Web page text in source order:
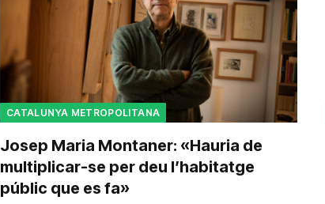
CATALUNYA METROPOLITANA
Josep Maria Montaner: «Hauria de
multiplicar-se per deu l’habitatge
públic que es fa»